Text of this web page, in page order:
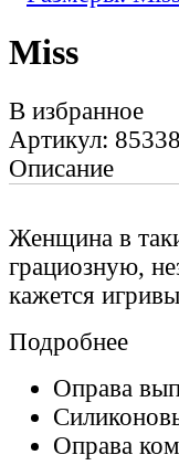
Miss
В избранное
Артикул: 85338
Описание
Женщина в
грациозную,
кажется
Подробнее
Оправа
Оправа